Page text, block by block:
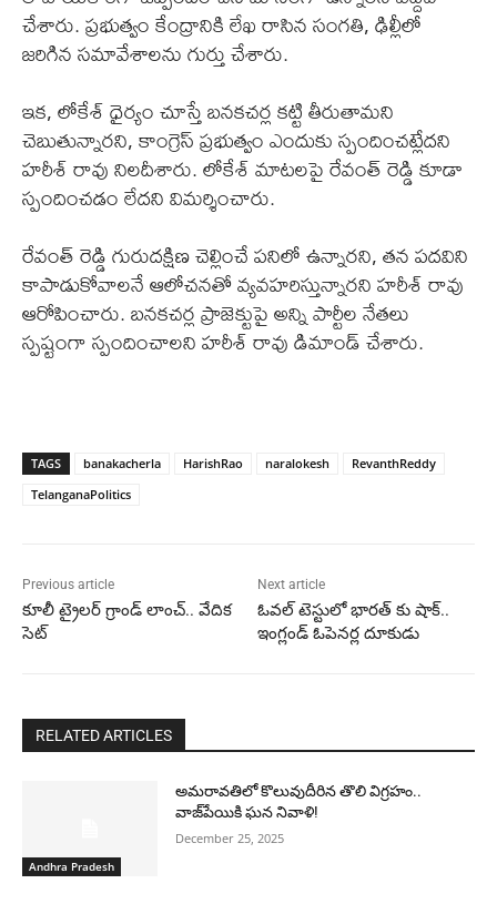
చేశారు. ప్రభుత్వం కేంద్రానికి లేఖ రాసిన సంగతి, ఢిల్లీలో
జరిగిన సమావేశాలను గుర్తు చేశారు.
ఇక, లోకేశ్ ధైర్యం చూస్తే బనకచర్ల కట్టి తీరుతామని
చెబుతున్నారని, కాంగ్రెస్ ప్రభుత్వం ఎందుకు స్పందించట్లేదని
హరీశ్ రావు నిలదీశారు. లోకేశ్ మాటలపై రేవంత్ రెడ్డి కూడా
స్పందించడం లేదని విమర్శించారు.
రేవంత్ రెడ్డి గురుదక్షిణ చెల్లించే పనిలో ఉన్నారని, తన పదవిని
కాపాడుకోవాలనే ఆలోచనతో వ్యవహరిస్తున్నారని హరీశ్ రావు
ఆరోపించారు. బనకచర్ల ప్రాజెక్టుపై అన్ని పార్టీల నేతలు
స్పష్టంగా స్పందించాలని హరీశ్ రావు డిమాండ్ చేశారు.
TAGS banakacherla HarishRao naralokesh
RevanthReddy
TelanganaPolitics
Previous article
కూలీ ట్రైలర్ గ్రాండ్ లాంచ్.. వేదిక
సెట్
Next article
ఓవల్ టెస్టులో భారత్ కు షాక్..
ఇంగ్లండ్ ఓపెనర్ల దూకుడు
RELATED ARTICLES
Andhra Pradesh
అమరావతిలో కొలువుదీరిన తొలి విగ్రహం..
వాజ్‌పేయికి ఘన నివాళి!
December 25, 2025